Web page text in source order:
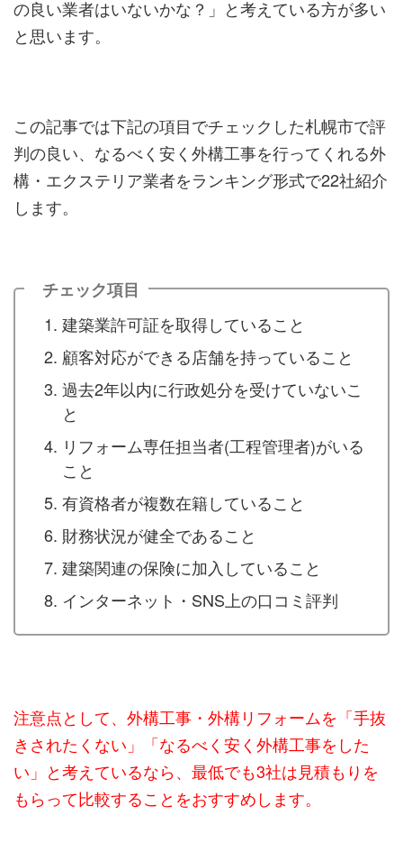
の良い業者はいないかな？」と考えている方が多い
と思います。
この記事では下記の項目でチェックした札幌市で評
判の良い、なるべく安く外構工事を行ってくれる外
構・エクステリア業者をランキング形式で22社紹介
します。
チェック項目
建築業許可証を取得していること
顧客対応ができる店舗を持っていること
過去2年以内に行政処分を受けていないこ
と
リフォーム専任担当者(工程管理者)がいる
こと
有資格者が複数在籍していること
財務状況が健全であること
建築関連の保険に加入していること
インターネット・SNS上の口コミ評判
注意点として、外構工事・外構リフォームを「手抜
きされたくない」「なるべく安く外構工事をした
い」と考えているなら、 最低でも3社は見積もりを
もらって比較することをおすすめします。